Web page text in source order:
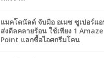
แมคโดนัลด์ จับมือ อเมซ ซูเปอร์แ
ส่งดีลคลายร้อน ใช้เพียง 1 Amaze
Point แลกซื้อไอศกรีมโคน